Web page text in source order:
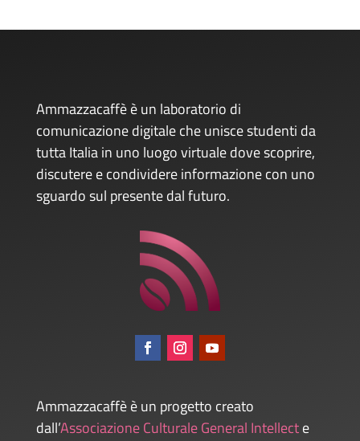
Ammazzacaffè è un laboratorio di
comunicazione digitale che unisce studenti da
tutta Italia in uno luogo virtuale dove scoprire,
discutere e condividere informazione con uno
sguardo sul presente dal futuro.
Ammazzacaffè è un progetto creato
dall’Associazione Culturale General Intellecte